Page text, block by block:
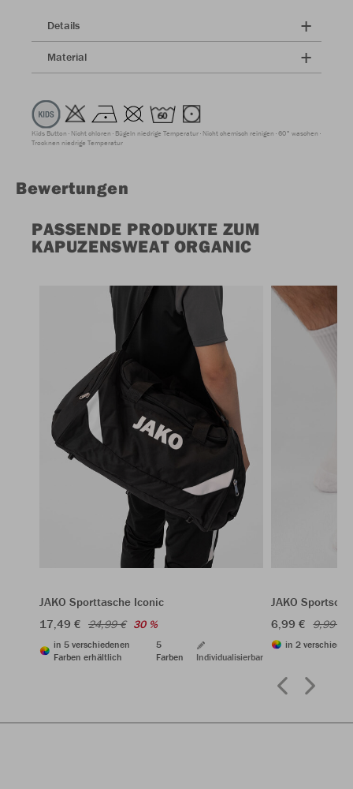
Details
Material
Kids Button Nicht chloren Bügeln niedrige Temperatur Nicht chemisch reinigen 60° waschen
Trocknen niedrige Temperatur
Bewertungen
PASSENDE PRODUKTE ZUM
KAPUZENSWEAT ORGANIC
JAKO Sporttasche Iconic
17,49 € 24,99 € 30 %
in 5 verschiedenen
Farben erhältlich
5
Farben
Individualisierbar
JAKO
6,99 € 9,99 €
in 2